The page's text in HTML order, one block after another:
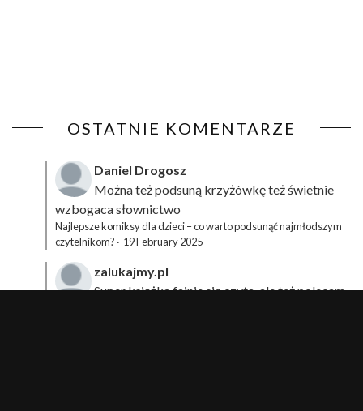
OSTATNIE KOMENTARZE
Daniel Drogosz
Można też podsuną krzyżówkęteż świetnie
wzbogaca słownictwo
Najlepsze komiksy dla dzieci – co warto podsunąć najmłodszym
czytelnikom? · 19 February 2025
zalukajmy.pl
Super książka fajnie się czyta, ale też polecam